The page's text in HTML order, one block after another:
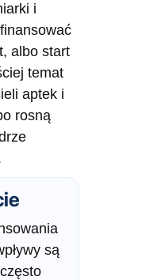
i
albo start
temat
aptek i
rosną
są